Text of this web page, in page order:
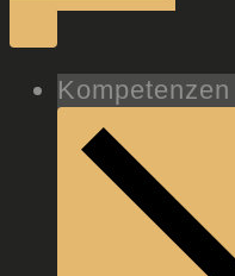
Kompetenzen